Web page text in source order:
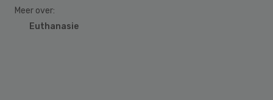
Meer over:
Euthanasie